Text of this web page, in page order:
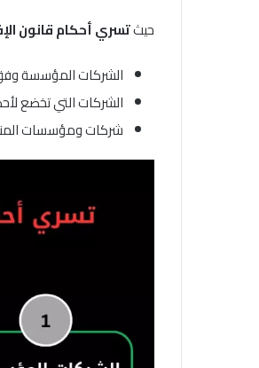
حيثتسري أحكام قانون
الشركات المؤسسة وفق
الشركات التي تخضع
شركات ومؤسسات